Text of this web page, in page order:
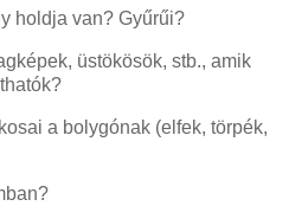
holdja van? Gyűrűi?
üstökösök, stb., amik
a bolygónak (elfek, törpék,